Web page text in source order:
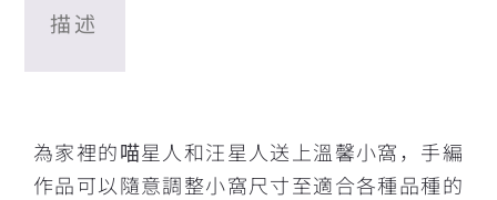
描述
為家裡的喵星人和汪星人送上溫馨小窩，手編
作品可以隨意調整小窩尺寸至適合各種品種的